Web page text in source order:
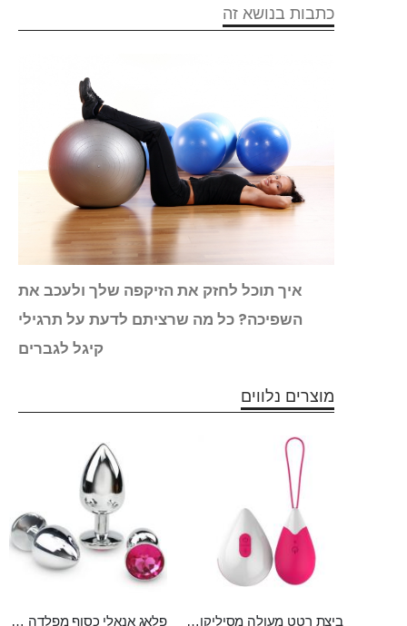
כתבות בנושא זה
איך תוכל לחזק את הזיקפה שלך ולעכב את
השפיכה? כל מה שרציתם לדעת על תרגילי
קיגל לגברים
מוצרים נלווים
ביצת רטט מעולה מסיליקון רפואי , נטענת מעולה לחיזוק שרירי האגן והנאה AINE
פלאג אנאלי כסוף מפלדה , מתאים ללבישה מתחת לבגדים, בגודל 7.3 על 2.8 ס"מ